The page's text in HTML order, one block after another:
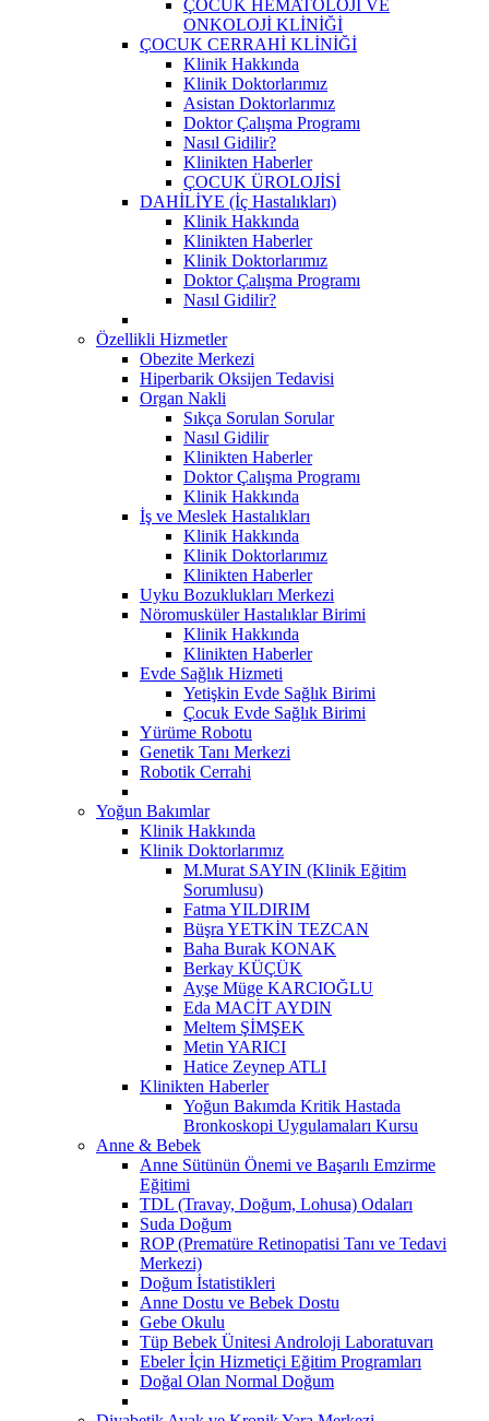
ÇOCUK HEMATOLOJİ VE
ONKOLOJİ KLİNİĞİ
ÇOCUK CERRAHİ KLİNİĞİ
Klinik Hakkında
Klinik Doktorlarımız
Asistan Doktorlarımız
Doktor Çalışma Programı
Nasıl Gidilir?
Klinikten Haberler
ÇOCUK ÜROLOJİSİ
DAHİLİYE (İç Hastalıkları)
Klinik Hakkında
Klinikten Haberler
Klinik Doktorlarımız
Doktor Çalışma Programı
Nasıl Gidilir?
Özellikli Hizmetler
Obezite Merkezi
Hiperbarik Oksijen Tedavisi
Organ Nakli
Sıkça Sorulan Sorular
Nasıl Gidilir
Klinikten Haberler
Doktor Çalışma Programı
Klinik Hakkında
İş ve Meslek Hastalıkları
Klinik Hakkında
Klinik Doktorlarımız
Klinikten Haberler
Uyku Bozuklukları Merkezi
Nöromusküler Hastalıklar Birimi
Klinik Hakkında
Klinikten Haberler
Evde Sağlık Hizmeti
Yetişkin Evde Sağlık Birimi
Çocuk Evde Sağlık Birimi
Yürüme Robotu
Genetik Tanı Merkezi
Robotik Cerrahi
Yoğun Bakımlar
Klinik Hakkında
Klinik Doktorlarımız
M.Murat SAYIN (Klinik Eğitim
Sorumlusu)
Fatma YILDIRIM
Büşra YETKİN TEZCAN
Baha Burak KONAK
Berkay KÜÇÜK
Ayşe Müge KARCIOĞLU
Eda MACİT AYDIN
Meltem ŞİMŞEK
Metin YARICI
Hatice Zeynep ATLI
Klinikten Haberler
Yoğun Bakımda Kritik Hastada
Bronkoskopi Uygulamaları Kursu
Anne & Bebek
Anne Sütünün Önemi ve Başarılı Emzirme
Eğitimi
TDL (Travay, Doğum, Lohusa) Odaları
Suda Doğum
ROP (Prematüre Retinopatisi Tanı ve Tedavi
Merkezi)
Doğum İstatistikleri
Anne Dostu ve Bebek Dostu
Gebe Okulu
Tüp Bebek Ünitesi Androloji Laboratuvarı
Ebeler İçin Hizmetiçi Eğitim Programları
Doğal Olan Normal Doğum